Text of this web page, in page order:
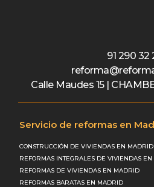
91 290 32
Calle Maudes 15 |
Servicio de reformas en
CONSTRUCCIÓN DE VIVIENDAS EN MADRID
REFORMAS INTEGRALES DE VIVIENDAS
REFORMAS DE VIVIENDAS EN MADRID
REFORMAS BARATAS EN MADRID